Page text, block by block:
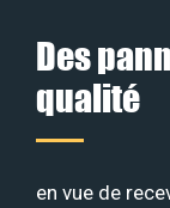
Des
qualité
en vue de